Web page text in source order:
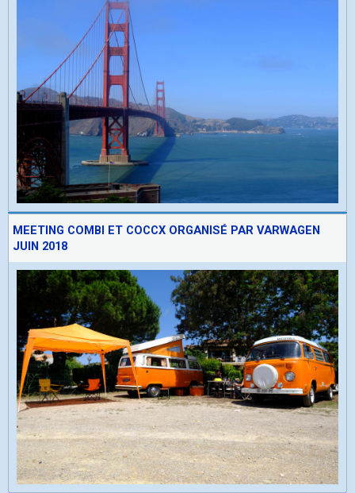
MEETING COMBI ET COCCX ORGANISÉ PAR VARWAGEN
JUIN 2018